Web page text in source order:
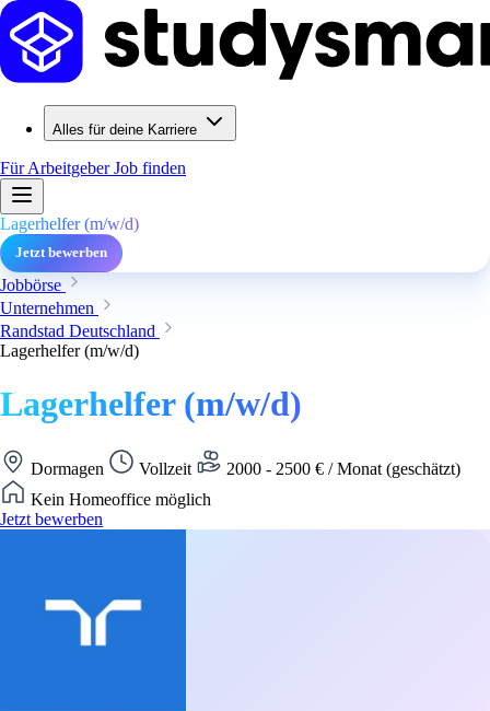
Alles für deine Karriere
Für ArbeitgeberJob finden
Lagerhelfer (m/w/d)
Jetzt bewerben
Jobbörse
Unternehmen
Randstad Deutschland
Lagerhelfer (m/w/d)
Lagerhelfer (m/w/d)
Dormagen Vollzeit
2000 - 2500 € / Monat (geschätzt)
Kein Homeoffice möglich
Jetzt bewerben